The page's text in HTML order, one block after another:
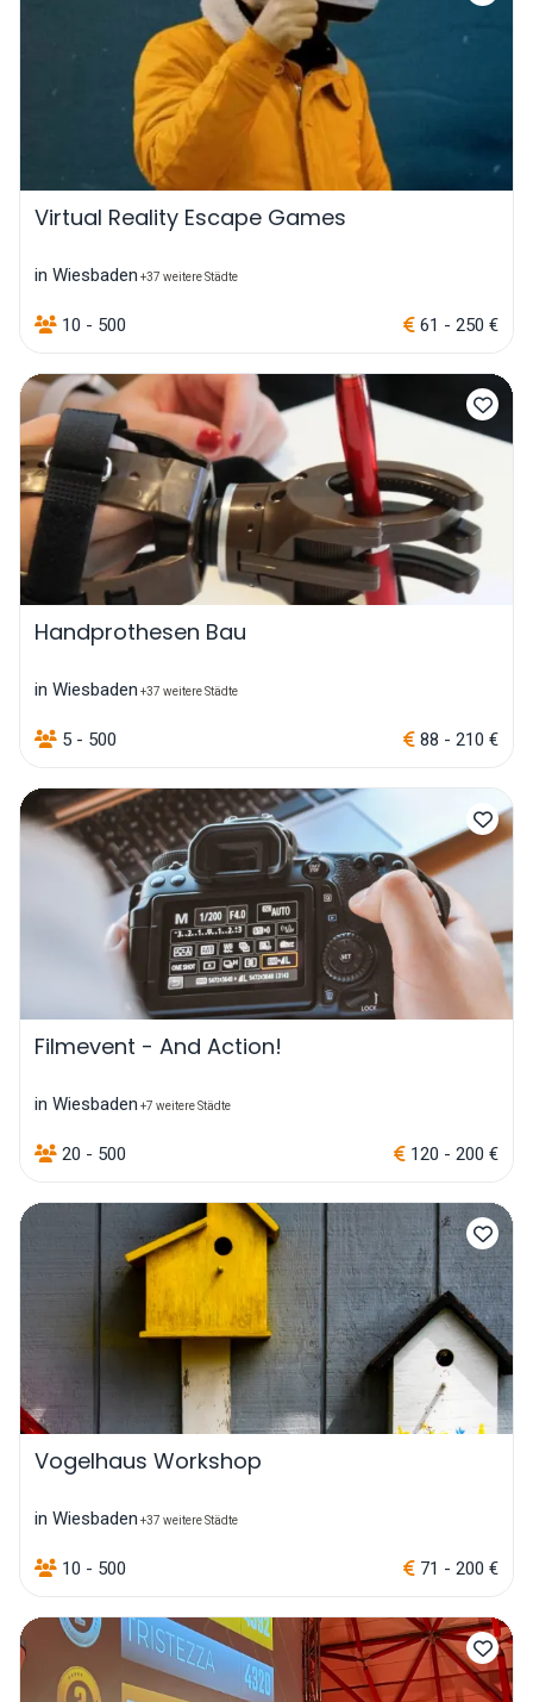
Virtual Reality Escape Games
in Wiesbaden +37 weitere Städte
10 - 500 61 - 250 €
Handprothesen Bau
in Wiesbaden +37 weitere Städte
5 - 500 88 - 210 €
Filmevent - And Action!
in Wiesbaden +7 weitere Städte
20 - 500 120 - 200 €
Vogelhaus Workshop
in Wiesbaden +37 weitere Städte
10 - 500 71 - 200 €